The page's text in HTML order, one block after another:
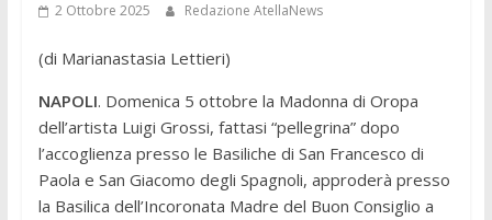
2 Ottobre 2025 Redazione AtellaNews
(di Marianastasia Lettieri)
NAPOLI. Domenica 5 ottobre la Madonna di Oropa
dell’artista Luigi Grossi, fattasi “pellegrina” dopo
l’accoglienza presso le Basiliche di San Francesco di
Paola e San Giacomo degli Spagnoli, approderà presso
la Basilica dell’Incoronata Madre del Buon Consiglio a